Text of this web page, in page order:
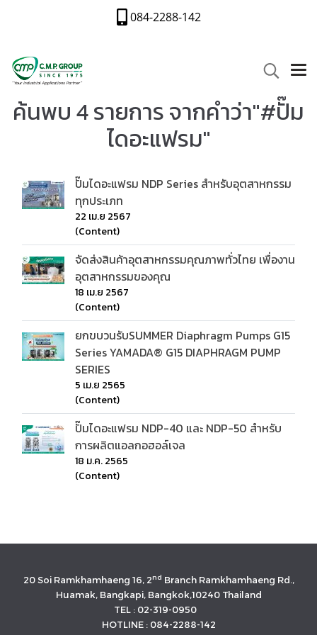
084-2288-142
ค้นพบ 4 รายการ จากคำว่า"#ปั๊ม
ไดอะแฟรม"
ปั๊มไดอะแฟรม NDP Series สำหรับอุตสาหกรรม
ทุกประเภท
22 เม.ย 2567
(Content)
จัดส่งสินค้าอุตสาหกรรมคุณภาพทั่วไทย เพื่องาน
อุตสาหกรรมของคุณ
18 เม.ย 2567
(Content)
ยกขบวนรับSUMMER Diaphragm Pumps G15
Series YAMADA® G15 DIAPHRAGM PUMP
SERIES
5 เม.ย 2565
(Content)
ปั๊มไดอะแฟรม NDP-40 และ NDP-50 สำหรับ
การผลิตแอลกอฮอล์เจล
18 ม.ค. 2565
(Content)
20 Soi Ramkhamhaeng 16, 2nd Branch Ramkhamhaeng Rd.,
Huamak, Bangkapi, Bangkok,10240 Thailand
TEL : 02-319-0950
HOTLINE : 084-2288-142